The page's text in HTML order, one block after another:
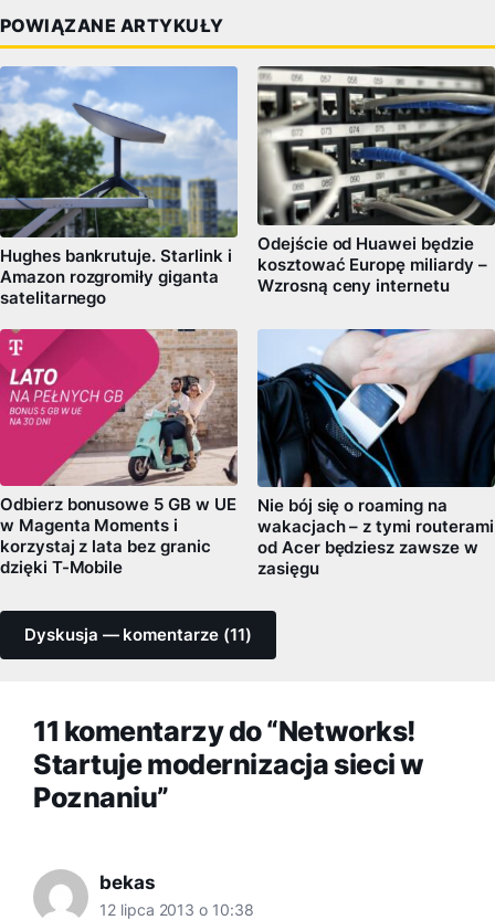
POWIĄZANE ARTYKUŁY
Hughes bankrutuje. Starlink i
Amazon rozgromiły giganta
satelitarnego
Odejście od Huawei będzie
kosztować Europę miliardy –
Wzrosną ceny internetu
Odbierz bonusowe 5 GB w UE
w Magenta Moments i
korzystaj z lata bez granic
dzięki T-Mobile
Nie bój się o roaming na
wakacjach – z tymi routerami
od Acer będziesz zawsze w
zasięgu
Dyskusja — komentarze (11)
11 komentarzy do “Networks!
Startuje modernizacja sieci w
Poznaniu”
bekas
12 lipca 2013 o 10:38